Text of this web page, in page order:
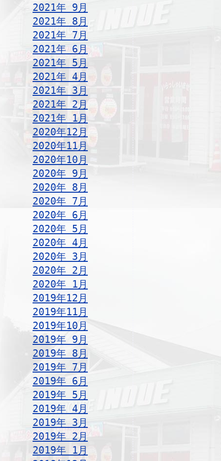
2021年 9月
2021年 8月
2021年 7月
2021年 6月
2021年 5月
2021年 4月
2021年 3月
2021年 2月
2021年 1月
2020年12月
2020年11月
2020年10月
2020年 9月
2020年 8月
2020年 7月
2020年 6月
2020年 5月
2020年 4月
2020年 3月
2020年 2月
2020年 1月
2019年12月
2019年11月
2019年10月
2019年 9月
2019年 8月
2019年 7月
2019年 6月
2019年 5月
2019年 4月
2019年 3月
2019年 2月
2019年 1月